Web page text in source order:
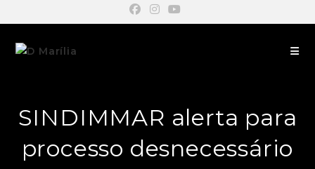
SINDIMMAR alerta para
processo desnecessário